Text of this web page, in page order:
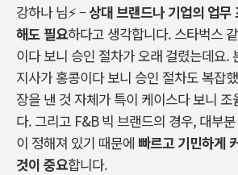
강하나 님⚡– 상대 브랜드나 기업의 업무
해도 필요하다고 생각합니다. 스타벅스
이다 보니 승인 절차가 오래 걸렸는데요.
지사가 홍콩이다 보니 승인 절차도 복잡
장을 낸 것 자체가 특이 케이스다 보니 조
다. 그리고 F&B빅 브랜드의 경우, 대부
이 정해져 있기 때문에 빠르고 기민하게
것이 중요합니다.